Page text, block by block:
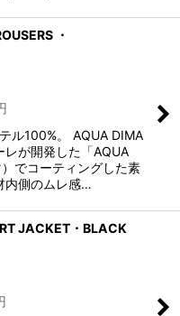
・
ル100%。 AQUA DIMA
レが開発した「AQUA
でコーティングした素
内側のムレ感…
JACKET・BLACK